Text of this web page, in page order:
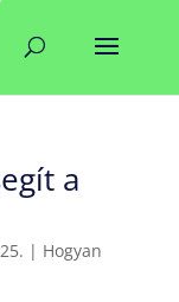
a
| Hogyan